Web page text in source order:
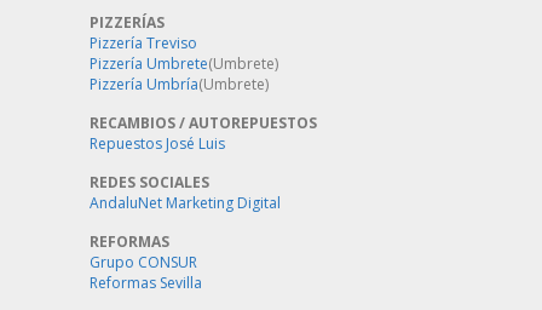
PIZZERÍAS
Pizzería Treviso
Pizzería Umbrete(Umbrete)
Pizzería Umbría(Umbrete)
RECAMBIOS / AUTOREPUESTOS
Repuestos José Luis
REDES SOCIALES
AndaluNet Marketing Digital
REFORMAS
Grupo CONSUR
Reformas Sevilla